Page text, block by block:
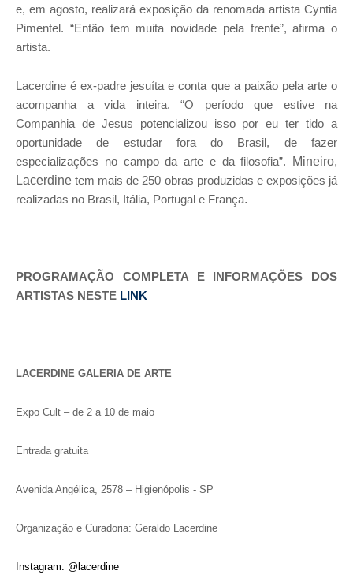
e, em agosto, realizará exposição da renomada artista Cyntia
Pimentel. “Então tem muita novidade pela frente”, afirma o
artista.
Lacerdine é ex-padre jesuíta e conta que a paixão pela arte o
acompanha a vida inteira. “O período que estive na
Companhia de Jesus potencializou isso por eu ter tido a
oportunidade de estudar fora do Brasil, de fazer
especializações no campo da arte e da filosofia”.
Mineiro,
Lacerdinetem mais de 250 obras produzidas e exposições já
realizadas no Brasil, Itália, Portugal e França.
PROGRAMAÇÃO COMPLETA E INFORMAÇÕES DOS
ARTISTAS NESTE LINK
LACERDINE GALERIA DE ARTE
Expo Cult – de 2 a 10 de maio
Entrada gratuita
Avenida Angélica, 2578 – Higienópolis - SP
Organização e Curadoria: Geraldo Lacerdine
Instagram: @lacerdine